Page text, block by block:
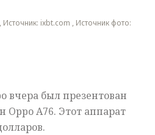
ixbt.com , Источник фото:
вчера был презентован
A76. Этот аппарат